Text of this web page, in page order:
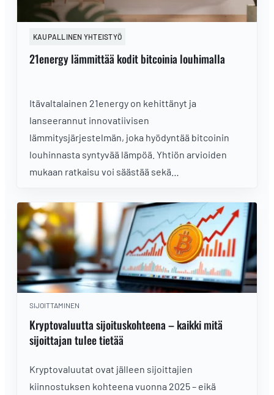
KAUPALLINEN YHTEISTYÖ
21energy lämmittää kodit bitcoinia louhimalla
Itävaltalainen 21energy on kehittänyt ja
lanseerannut innovatiivisen
lämmitysjärjestelmän, joka hyödyntää bitcoinin
louhinnasta syntyvää lämpöä. Yhtiön arvioiden
mukaan ratkaisu voi säästää sekä
SIJOITTAMINEN
Kryptovaluutta sijoituskohteena – kaikki mitä
sijoittajan tulee tietää
Kryptovaluutat ovat jälleen sijoittajien
kiinnostuksen kohteena vuonna 2025 – eikä